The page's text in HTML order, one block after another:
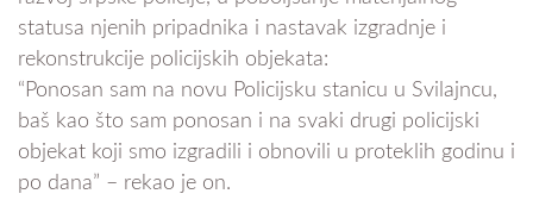
statusa njenih pripadnika i nastavak izgradnje i
rekonstrukcije policijskih objekata:
“Ponosan sam na novu Policijsku stanicu u Svilajncu,
baš kao što sam ponosan i na svaki drugi policijski
objekat koji smo izgradili i obnovili u proteklih godinu i
po dana” – rekao je on.